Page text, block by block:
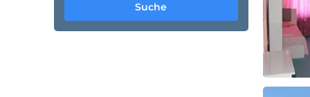
Suche